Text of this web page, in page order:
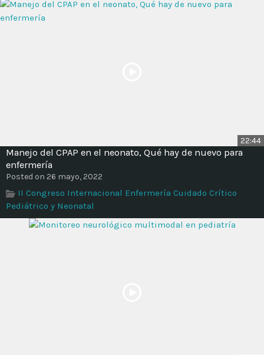
22:44
Manejo del CPAP en el neonato, Qué hay de nuevo para
enfermería
Posted on 26 mayo, 2022
II Congreso Internacional Enfermería Cuidado Crítico
Pediátrico y Neonatal